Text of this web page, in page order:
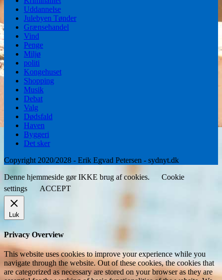
Uddannelse
Julebyen Tønder
Grænsehandel
Vind
Penge
Miljø
politi
Kongehuset
Shopping
Musik
Debat
Valg
Dødsfald
Haven
Byggeri
Det sker
Copyright 2020/2028 - Erik Egvad Petersen - sydnyt.dk
Denne hjemmeside gør IKKE brug af cookies.
Cookie
settings
ACCEPT
Luk
Privacy Overview
This website uses cookies to improve your experience while you
navigate through the website. Out of these cookies, the cookies that
are categorized as necessary are stored on your browser as they are